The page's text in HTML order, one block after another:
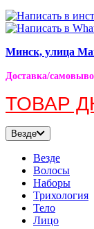
Минск, улица
Доставка/
ТОВАР
Везде
Везде
Волосы
Наборы
Трихология
Тело
Лицо